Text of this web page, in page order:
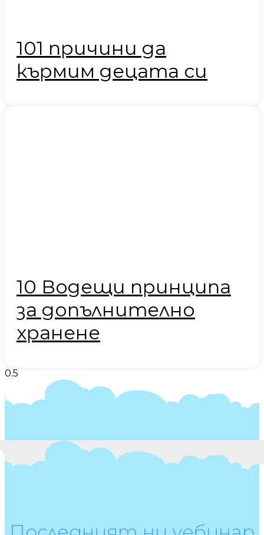
101 причини да
кърмим децата си
10 Водещи принципа
за допълнително
хранене